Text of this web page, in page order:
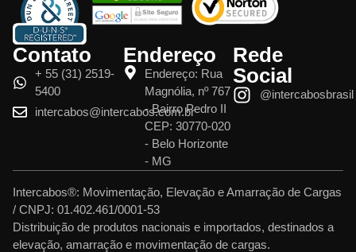
Contato
+ 55 (31) 2519-
5400
intercabos@intercabos.com.br
Endereço
Endereço: Rua
Magnólia, nº 767
- Bairro Pedro II
CEP: 30770-020
- Belo Horizonte
- MG
Rede
Social
@intercabosbrasil
Intercabos®: Movimentação, Elevação e Amarração de Cargas
/ CNPJ: 01.402.461/0001-53
Distribuição de produtos nacionais e importados, destinados a
elevação, amarração e movimentação de cargas.